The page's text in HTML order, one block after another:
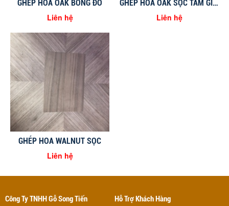
GHÉP HOA OAK BÔNG ĐỎ
Liên hệ
GHÉP HOA OAK SỌC TÂM GIỮA HÌNH CHỨ NHẬT
Liên hệ
GHÉP HOA WALNUT SỌC
Liên hệ
Công Ty TNHH Gỗ Song Tiến Hỗ Trợ Khách Hàng